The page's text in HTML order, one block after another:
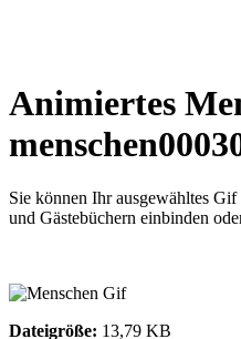
Animiertes
Sie können Ihr ausgewähltes
und Gästebüchern einbinden
Dateigröße: 13,79 KB